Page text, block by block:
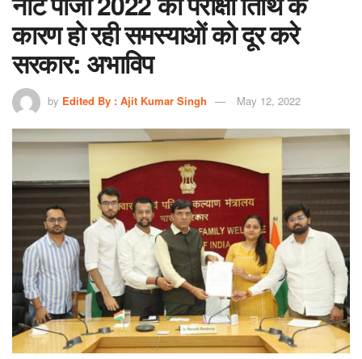
कारण हो रही समस्याओं को दूर करे
सरकार: अभाविप
by Edited By : Ajit Kumar Singh May 12, 2022